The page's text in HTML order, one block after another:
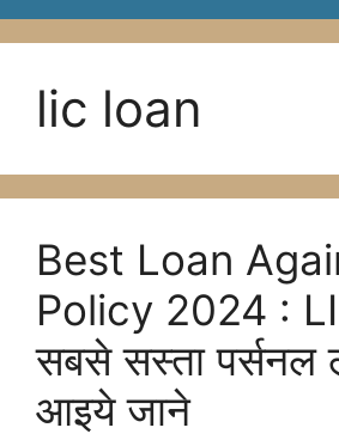
lic loan
Best Loan
Policy 2024 :
सबसे सस्ता पर्सनल
आइये जाने